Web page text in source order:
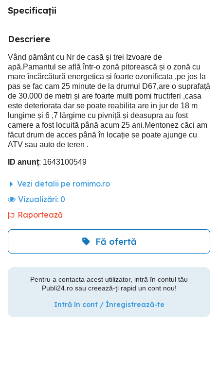
Specificații
Descriere
Vând pământ cu Nr de casă și trei Izvoare de
apă.Pamantul se află într-o zonă pitorească și o zonă cu
mare încărcătură energetica și foarte ozonificata ,pe jos la
pas se fac cam 25 minute de la drumul D67,are o suprafață
de 30.000 de metri și are foarte multi pomi fructiferi ,casa
este deteriorata dar se poate reabilita are in jur de 18 m
lungime și 6 ,7 lărgime cu pivniță și deasupra au fost
camere a fost locuită până acum 25 ani.Mentonez căci am
făcut drum de acces până în locație se poate ajunge cu
ATV sau auto de teren .
ID anunț: 1643100549
Vezi detalii pe romimo.ro
Vizualizări: 0
Raportează
Fă ofertă
Pentru a contacta acest utilizator, intră în contul tău
Publi24.ro sau creează-ți rapid un cont nou!
Intră în cont / Înregistrează-te